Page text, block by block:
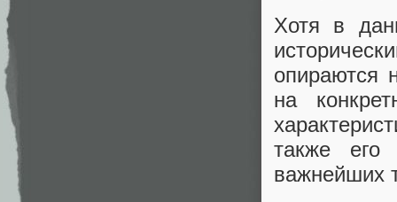
Хотя в
опираются
на
также его
важнейших